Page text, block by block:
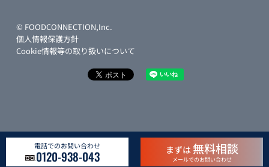
© FOODCONNECTION,Inc.
個人情報保護方針
Cookie情報等の取り扱いについて
電話でのお問い合わせ
0120-938-043 まずは 無料相談
メールでのお問い合わせ